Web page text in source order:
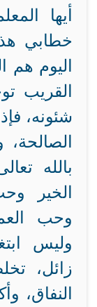
أيها
خطابي
اليوم هم
القريب
شئونه،
الصالحة،
بالله
الخير
وحب
وليس
زائل،
النفاق،